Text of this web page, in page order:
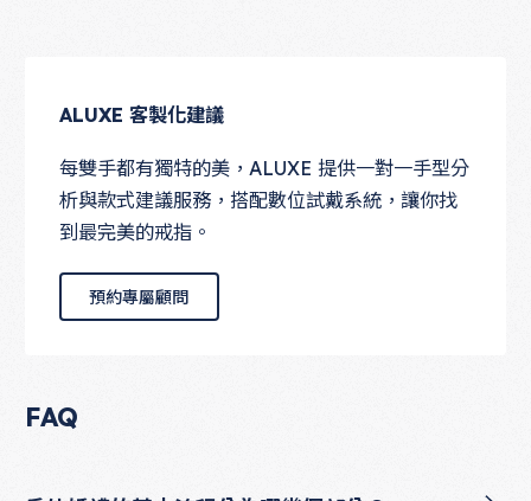
ALUXE 客製化建議
每雙手都有獨特的美，ALUXE 提供一對一手型分
析與款式建議服務，搭配數位試戴系統，讓你找
到最完美的戒指。
預約專屬顧問
預約專屬顧問
FAQ